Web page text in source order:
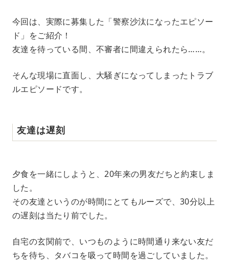
u
e
今回は、実際に募集した「警察沙汰になったエピソー
ド」をご紹介！
友達を待っている間、不審者に間違えられたら……。
そんな現場に直面し、大騒ぎになってしまったトラブ
ルエピソードです。
友達は遅刻
夕食を一緒にしようと、20年来の男友だちと約束しま
した。
その友達というのが時間にとてもルーズで、30分以上
の遅刻は当たり前でした。
自宅の玄関前で、いつものように時間通り来ない友だ
ちを待ち、タバコを吸って時間を過ごしていました。